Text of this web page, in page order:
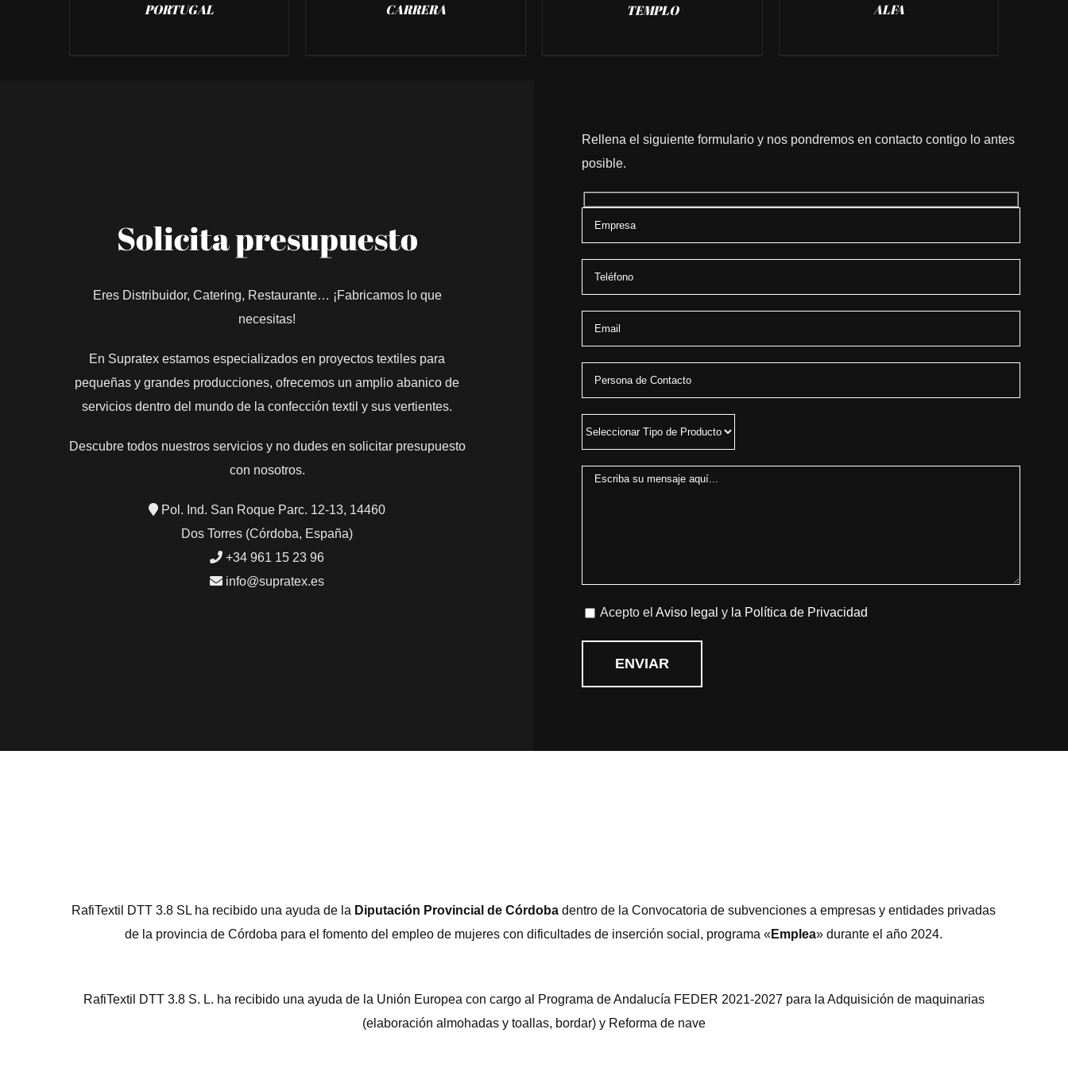
PORTUGAL CARRERA TEMPLO ALFA
Solicita presupuesto
Eres Distribuidor, Catering, Restaurante… ¡Fabricamos lo que
necesitas!
En Supratex estamos especializados en proyectos textiles para
pequeñas y grandes producciones, ofrecemos un amplio abanico de
servicios dentro del mundo de la confección textil y sus vertientes.
Descubre todos nuestros servicios y no dudes en solicitar presupuesto
con nosotros.
Pol. Ind. San Roque Parc. 12-13, 14460
Dos Torres (Córdoba, España)
+34 961 15 23 96
info@supratex.es
Rellena el siguiente formulario y nos pondremos en contacto contigo lo antes
posible.
Acepto elAviso legal y la Política de Privacidad
RafiTextil DTT 3.8 SL ha recibido una ayuda de la Diputación Provincial de Córdoba dentro de la Convocatoria de subvenciones a empresas y entidades privadas
de la provincia de Córdoba para el fomento del empleo de mujeres con dificultades de inserción social, programa «Emplea» durante el año 2024.
RafiTextil DTT 3.8 S. L. ha recibido una ayuda de la Unión Europea con cargo al Programa de Andalucía FEDER 2021-2027 para la Adquisición de maquinarias
(elaboración almohadas y toallas, bordar) y Reforma de nave